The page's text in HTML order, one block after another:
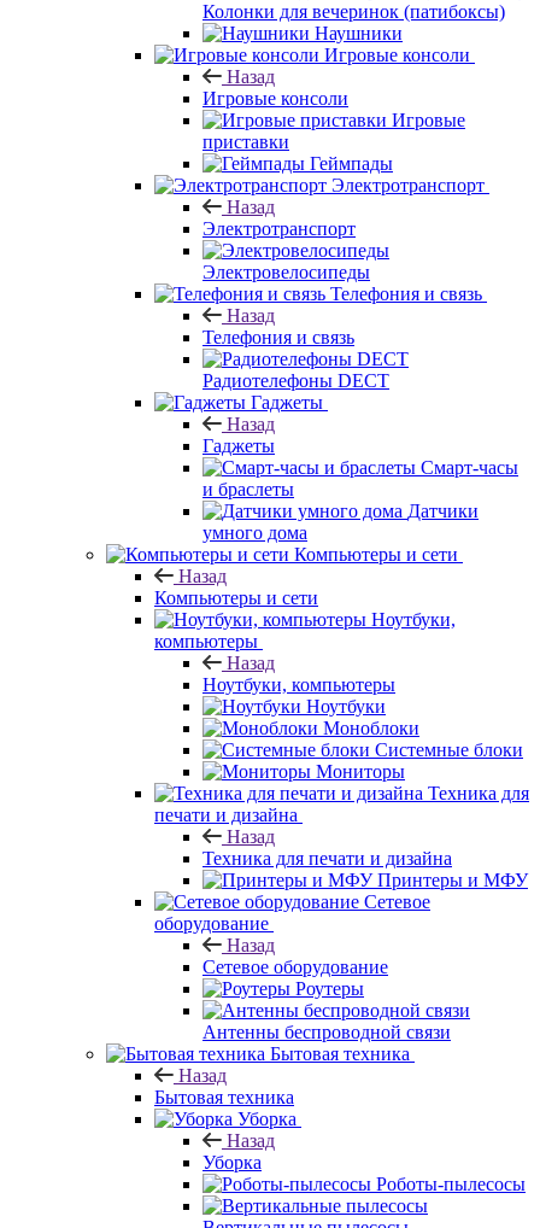
Колонки для вечеринок (патибоксы)
Наушники
Игровые консоли
Назад
Игровые консоли
Игровые
приставки
Геймпады
Электротранспорт
Назад
Электротранспорт
Электровелосипеды
Телефония и связь
Назад
Телефония и связь
Радиотелефоны DECT
Гаджеты
Назад
Гаджеты
Смарт-часы
и браслеты
Датчики
умного дома
Компьютеры и сети
Назад
Компьютеры и сети
Ноутбуки,
компьютеры
Назад
Ноутбуки, компьютеры
Ноутбуки
Моноблоки
Системные блоки
Мониторы
Техника для
печати и дизайна
Назад
Техника для печати и дизайна
Принтеры и МФУ
Сетевое
оборудование
Назад
Сетевое оборудование
Роутеры
Антенны беспроводной связи
Бытовая техника
Назад
Бытовая техника
Уборка
Назад
Уборка
Роботы-пылесосы